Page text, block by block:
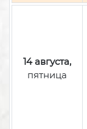
14 августа,
пятница